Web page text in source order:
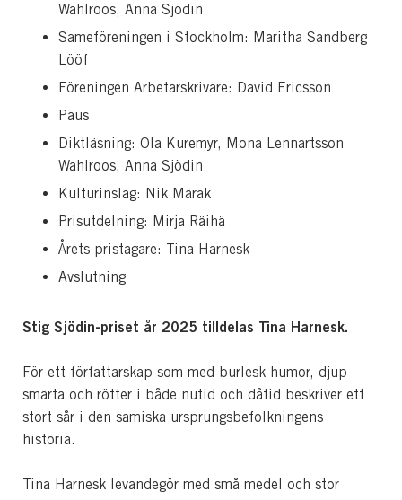
Wahlroos, Anna Sjödin
Sameföreningen i Stockholm: Maritha Sandberg
Lööf
Föreningen Arbetarskrivare: David Ericsson
Paus
Diktläsning: Ola Kuremyr, Mona Lennartsson
Wahlroos, Anna Sjödin
Kulturinslag: Nik Märak
Prisutdelning: Mirja Räihä
Årets pristagare: Tina Harnesk
Avslutning
Stig Sjödin-priset år 2025 tilldelas Tina Harnesk.
För ett författarskap som med burlesk humor, djup
smärta och rötter i både nutid och dåtid beskriver ett
stort sår i den samiska ursprungsbefolkningens
historia.
Tina Harnesk levandegör med små medel och stor